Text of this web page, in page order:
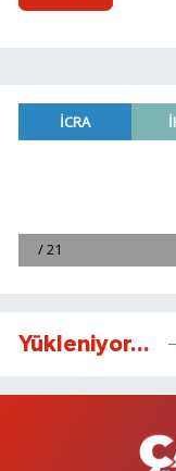
Yükleniyor...